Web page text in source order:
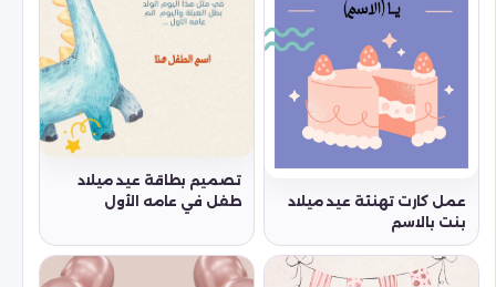
عمل كارت تهنئة عيد ميلاد
بنت بالاسم
تصميم بطاقة عيد ميلاد
طفل في عامه الأول